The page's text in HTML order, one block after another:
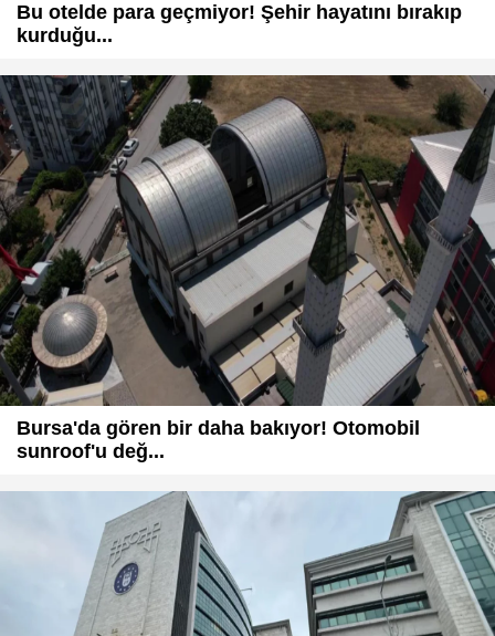
Bu otelde para geçmiyor! Şehir hayatını bırakıp
kurduğu...
Bursa'da gören bir daha bakıyor! Otomobil
sunroof'u değ...